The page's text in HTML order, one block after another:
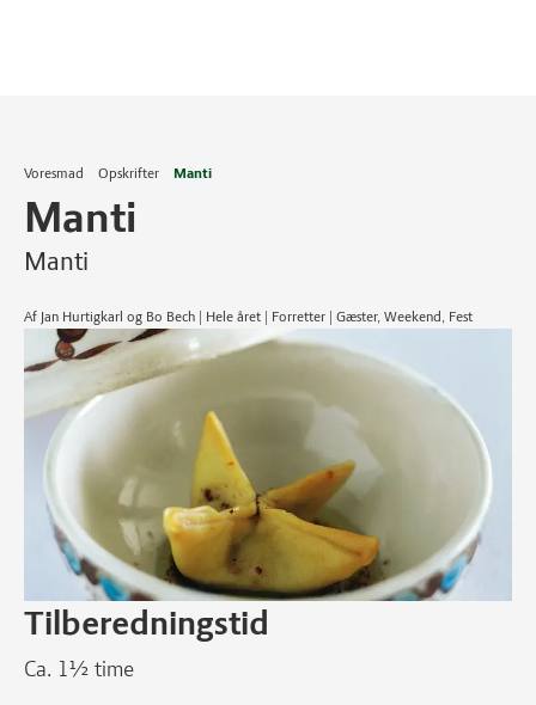
Voresmad Opskrifter Manti
Manti
Manti
Af Jan Hurtigkarl og Bo Bech | Hele året | Forretter | Gæster, Weekend, Fest
Tilberedningstid
Ca. 1½ time